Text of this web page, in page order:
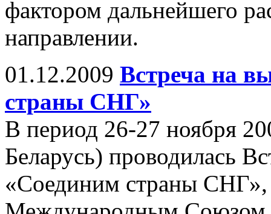
фактором дальнейшего
направлении.
01.12.2009 Встреча на
страны СНГ»
В период 26-27 ноября
Беларусь) проводилась
«Соединим страны СНГ»,